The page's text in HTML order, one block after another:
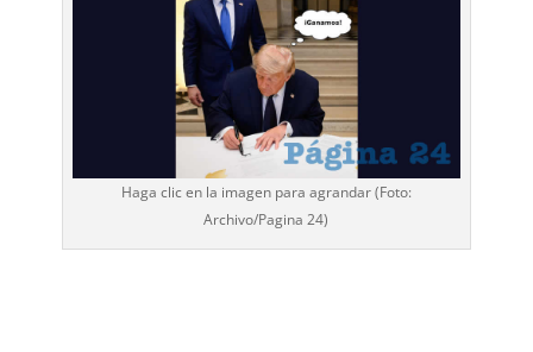
Haga clic en la imagen para agrandar (Foto:
Archivo/Pagina 24)